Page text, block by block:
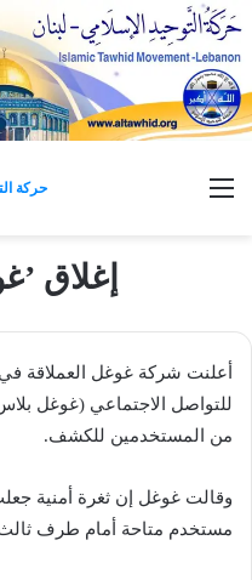
حركة
إغلاق
أعلنت شركة غوغل العملاقة
للتواصل الاجتماعي (غوغل
من المستخدمين للكشف.
وقالت غوغل إن ثغرة أمنية
مستخدم متاحة أمام طرف